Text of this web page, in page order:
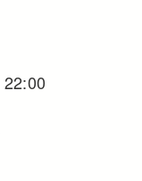
22:00